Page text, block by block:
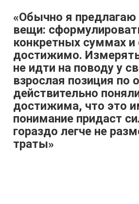
«Обычно я
вещи:
конкретных суммах и
достижимо.
не идти на поводу у
взрослая позиция
действительно
достижима, что это
понимание придаст
гораздо легче не
траты»